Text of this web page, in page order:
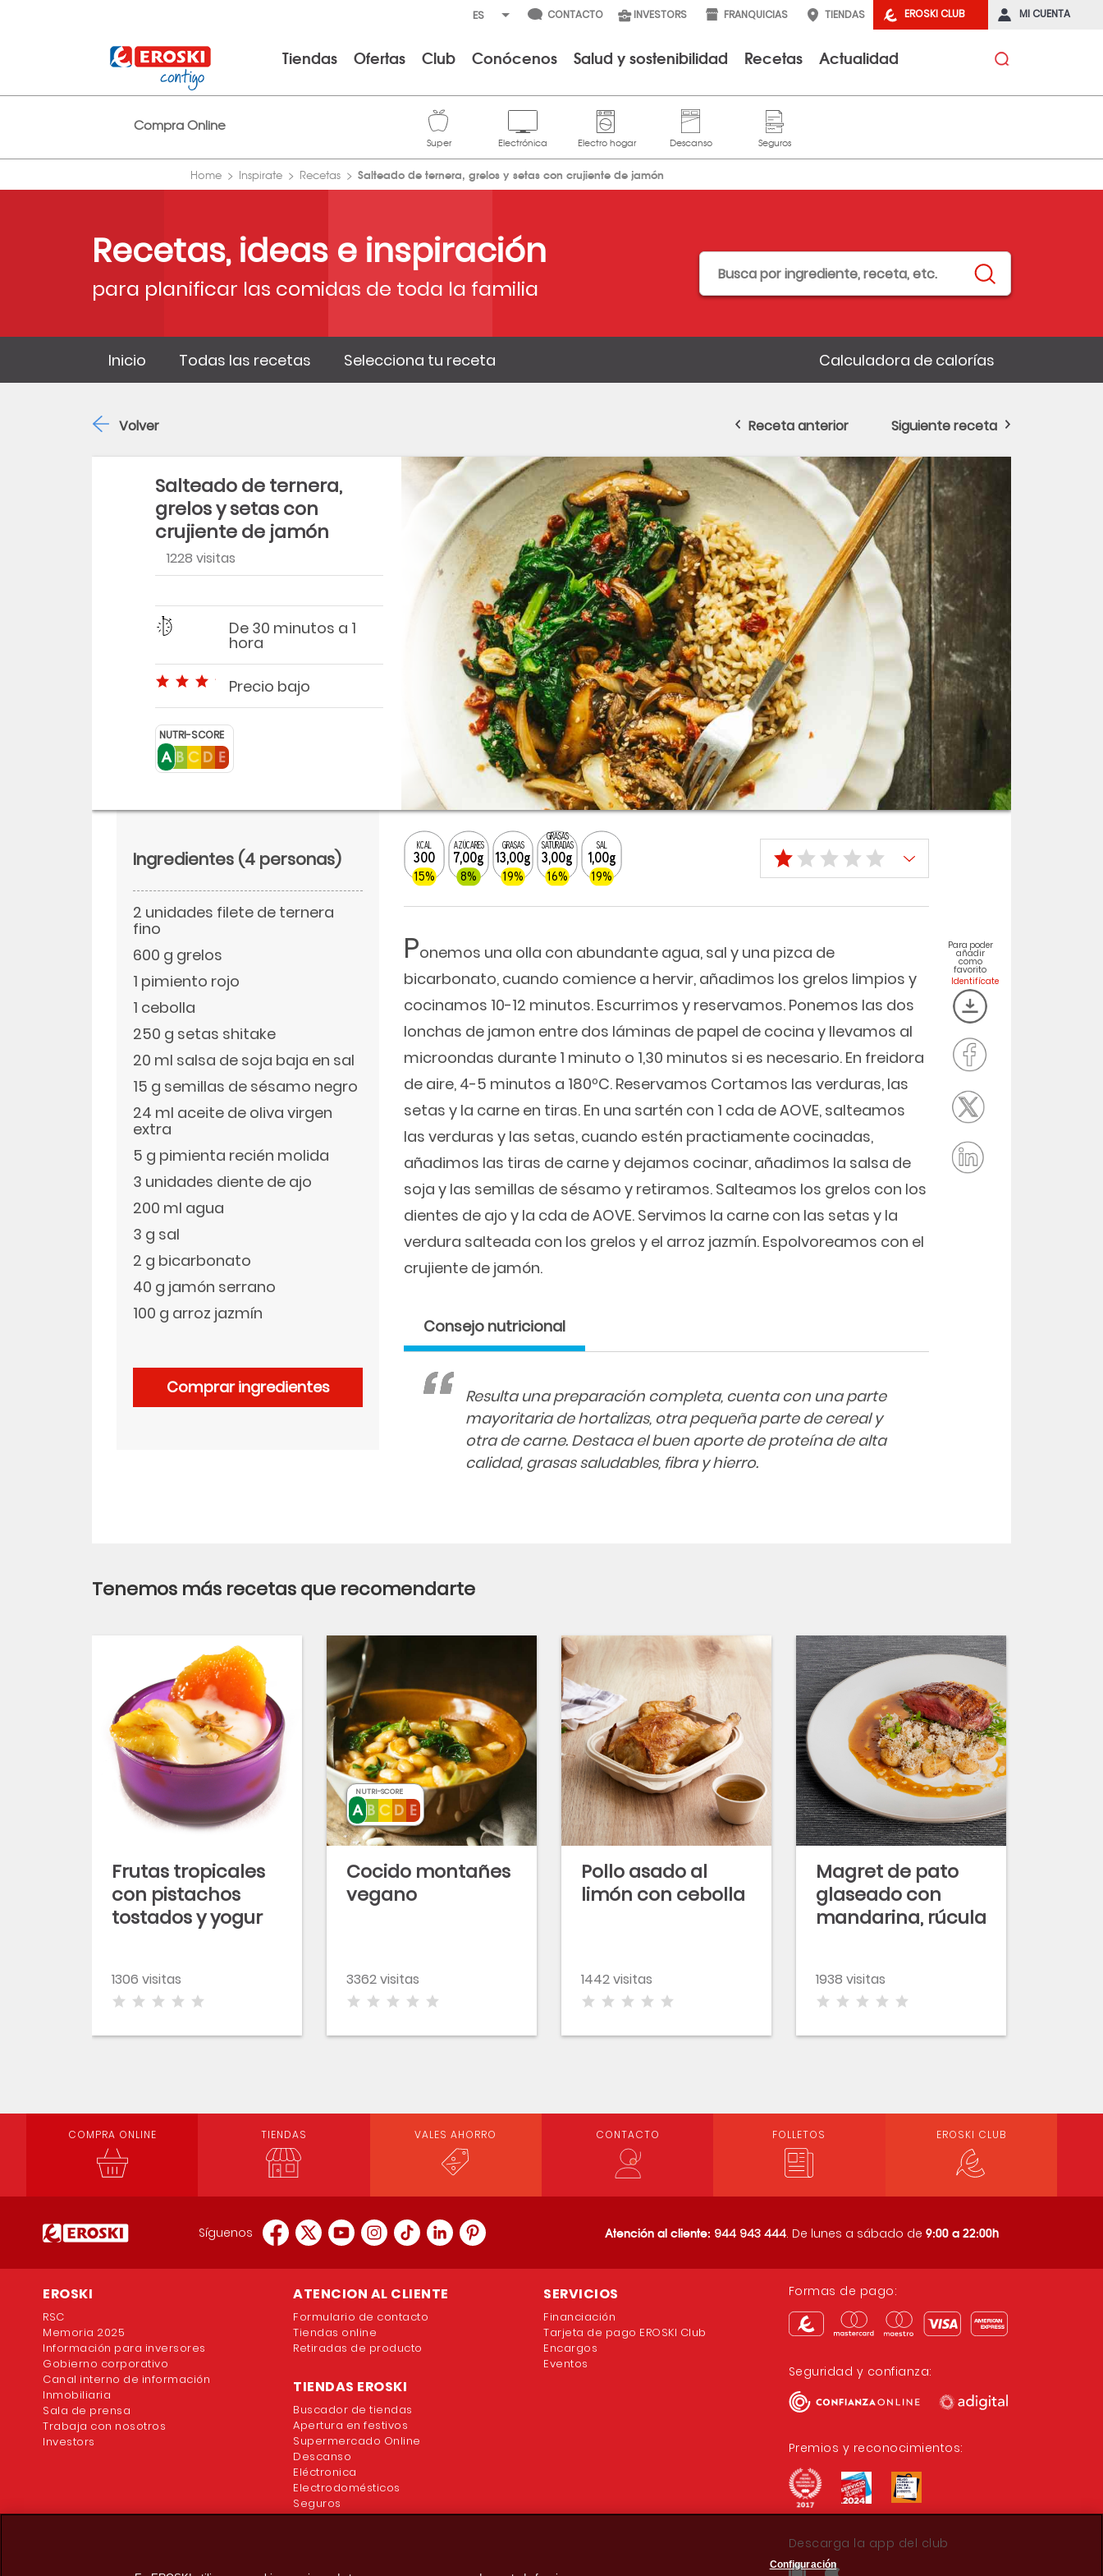
EROSKI CLUB MI CUENTA
CONTACTO INVESTORS FRANQUICIAS TIENDAS
Tiendas Ofertas Club Conócenos Salud y sostenibilidad Recetas Actualidad
Compra Online
Home Inspirate Recetas Salteado de ternera, grelos y setas con crujiente de jamón
Recetas, ideas e inspiración
para planificar las comidas de toda la familia
Inicio Todas las recetas Selecciona tu receta Calculadora de calorías
Salteado de ternera,
grelos y setas con
crujiente de jamón
1228 visitas
Dificultad
Tiempo De 30 minutos a 1
hora
Precio bajo Precio bajo
NUTRI-SCORE
KCAL
300
15%
AZÚCARES
7,00g
8%
GRASAS
13,00g
19%
GRASAS
SATURADAS
3,00g
16%
SAL
1,00g
19%
Ponemos una olla con abundante agua, sal y una pizca de
bicarbonato, cuando comience a hervir, añadimos los grelos limpios y
cocinamos 10-12 minutos. Escurrimos y reservamos. Ponemos las dos
lonchas de jamon entre dos láminas de papel de cocina y llevamos al
microondas durante 1 minuto o 1,30 minutos si es necesario. En freidora
de aire, 4-5 minutos a 180ºC. Reservamos Cortamos las verduras, las
setas y la carne en tiras. En una sartén con 1 cda de AOVE, salteamos
las verduras y las setas, cuando estén practiamente cocinadas,
añadimos las tiras de carne y dejamos cocinar, añadimos la salsa de
soja y las semillas de sésamo y retiramos. Salteamos los grelos con los
dientes de ajo y la cda de AOVE. Servimos la carne con las setas y la
verdura salteada con los grelos y el arroz jazmín. Espolvoreamos con el
crujiente de jamón.
Consejo nutricional
Resulta una preparación completa, cuenta con una parte
mayoritaria de hortalizas, otra pequeña parte de cereal y
otra de carne. Destaca el buen aporte de proteína de alta
calidad, grasas saludables, fibra y hierro.
Para poder
añadir
como
favorito
Ingredientes (4 personas)
2 unidades filete de ternera
fino
600 g grelos
1 pimiento rojo
1 cebolla
250 g setas shitake
20 ml salsa de soja baja en sal
15 g semillas de sésamo negro
24 ml aceite de oliva virgen
extra
5 g pimienta recién molida
3 unidades diente de ajo
200 ml agua
3 g sal
2 g bicarbonato
40 g jamón serrano
100 g arroz jazmín
Comprar ingredientes
Volver Receta anterior Siguiente receta
Tenemos más recetas que recomendarte
Frutas tropicales
con pistachos
tostados y yogur
1306 visitas
Cocido montañes
vegano
3362 visitas
NUTRI-SCORE
Pollo asado al
limón con cebolla
1442 visitas
Magret de pato
glaseado con
mandarina, rúcula
1938 visitas
COMPRA ONLINE TIENDAS VALES AHORRO CONTACTO FOLLETOS EROSKI CLUB
Síguenos Atención al cliente: 944 943 444. De lunes a sábado de 9:00 a 22:00h
EROSKI
RSC
Memoria 2025
Información para inversores
Gobierno corporativo
Canal interno de información
Inmobiliaria
Sala de prensa
Trabaja con nosotros
Investors
ATENCION AL CLIENTE
Formulario de contacto
Tiendas online
Retiradas de producto
TIENDAS EROSKI
Buscador de tiendas
Apertura en festivos
Supermercado Online
Descanso
Eléctronica
Electrodomésticos
Seguros
SERVICIOS
Financiación
Tarjeta de pago EROSKI Club
Encargos
Eventos
Formas de pago:
Seguridad y confianza:
Premios y reconocimientos:
Descarga la app del club
Configuración